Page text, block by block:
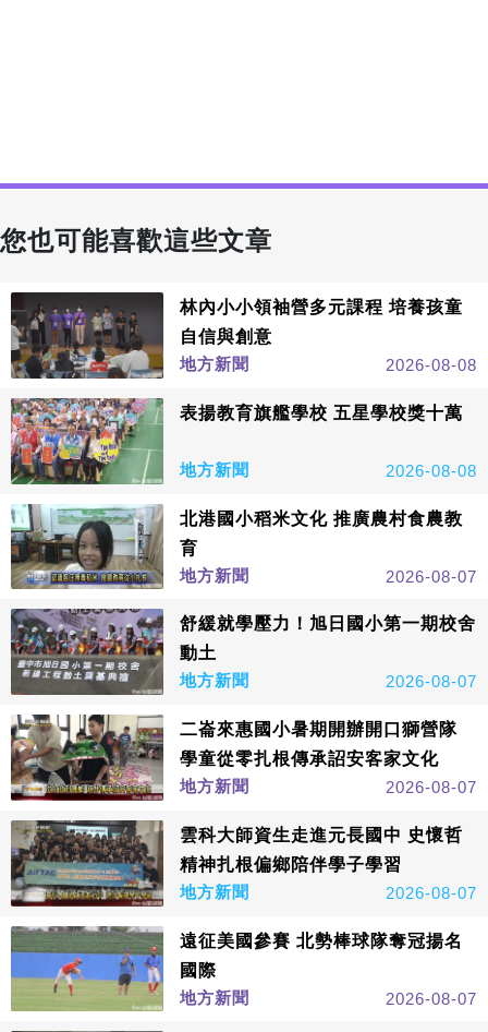
您也可能喜歡這些文章
林內小小領袖營多元課程 培養孩童
自信與創意
地方新聞
2026-08-08
表揚教育旗艦學校 五星學校獎十萬
地方新聞 2026-08-08
北港國小稻米文化 推廣農村食農教
育
地方新聞
2026-08-07
舒緩就學壓力！旭日國小第一期校舍
動土
地方新聞
2026-08-07
二崙來惠國小暑期開辦開口獅營隊
學童從零扎根傳承詔安客家文化
地方新聞
2026-08-07
雲科大師資生走進元長國中 史懷哲
精神扎根偏鄉陪伴學子學習
地方新聞
2026-08-07
遠征美國參賽 北勢棒球隊奪冠揚名
國際
地方新聞
2026-08-07